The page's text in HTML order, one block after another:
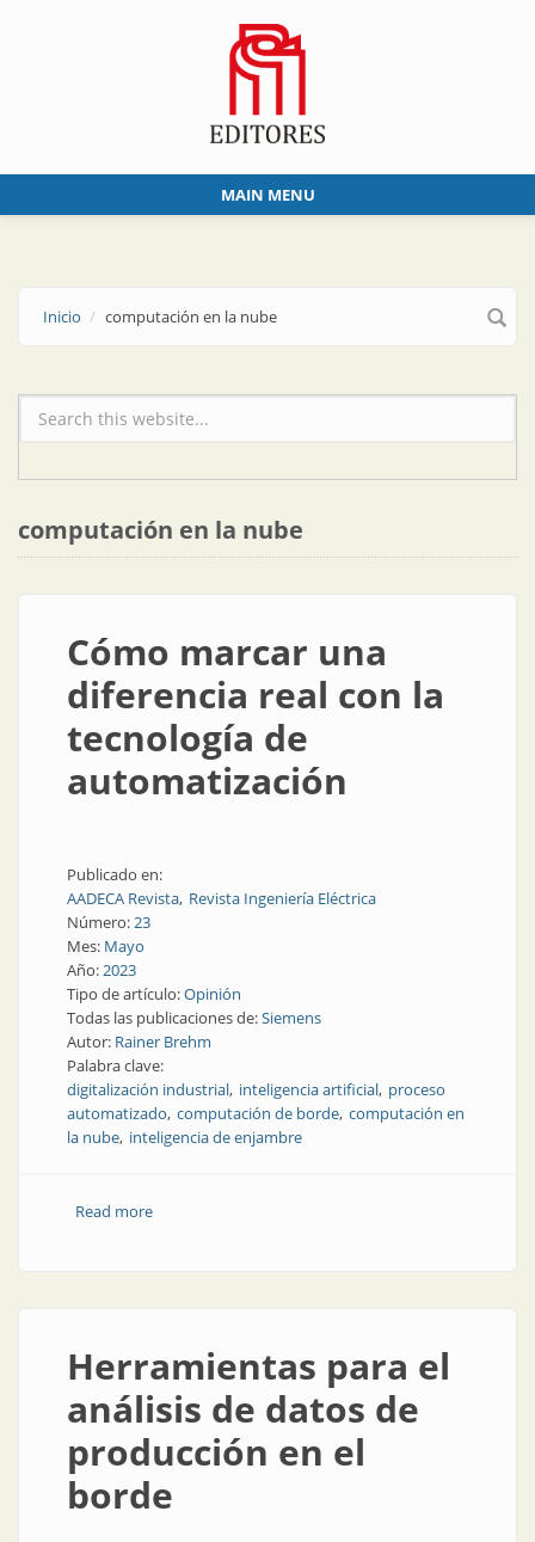
MAIN MENU
Inicio computación en la nube
Formulario de búsqueda
computación en la nube
Cómo marcar una
diferencia real con la
tecnología de
automatización
Publicado en:
AADECA Revista Revista Ingeniería Eléctrica
Número:23
Mes: Mayo
Año:2023
Tipo de artículo:Opinión
Todas las publicaciones de:Siemens
Autor: Rainer Brehm
Palabra clave:
digitalización industrial inteligencia artificial proceso
automatizado computación de borde computación en
la nube inteligencia de enjambre
Read moreabout Cómo marcar una diferencia real con la
Herramientas para el
análisis de datos de
producción en el
borde